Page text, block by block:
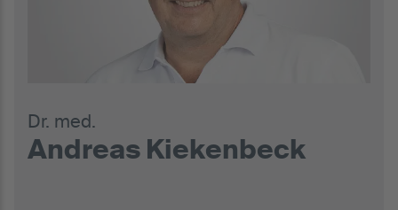
Dr. med.
Andreas Kiekenbeck